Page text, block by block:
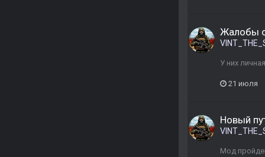
Жалобы о
У них
21 июля
Новый
Мод